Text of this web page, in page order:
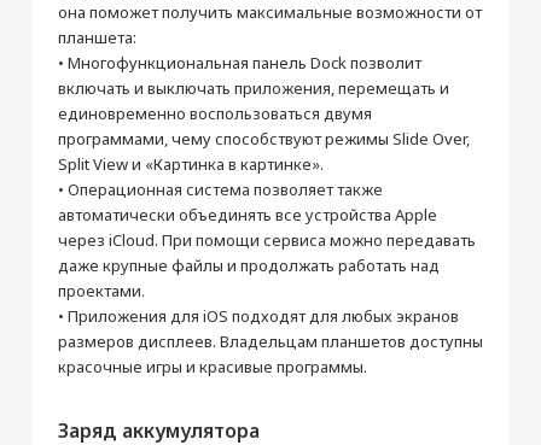
она поможет получить максимальные возможности от
планшета:
• Многофункциональная панель Dock позволит
включать и выключать приложения, перемещать и
единовременно воспользоваться двумя
программами, чему способствуют режимы Slide Over,
Split View и «Картинка в картинке».
• Операционная система позволяет также
автоматически объединять все устройства Apple
через iCloud. При помощи сервиса можно передавать
даже крупные файлы и продолжать работать над
проектами.
• Приложения для iOS подходят для любых экранов
размеров дисплеев. Владельцам планшетов доступны
красочные игры и красивые программы.
Заряд аккумулятора
Память
Оперативная память (Мб)
Встроенная память
128 Гб
Поддержка карт памяти
Датчики
Акселерометр
Гироскоп
Датчик освещенности
Да
Геомагнитный датчик (цифровой
компас)
Барометр
Touch ID (Сканер отпечатков пальцев)
Температура при эксплуатации